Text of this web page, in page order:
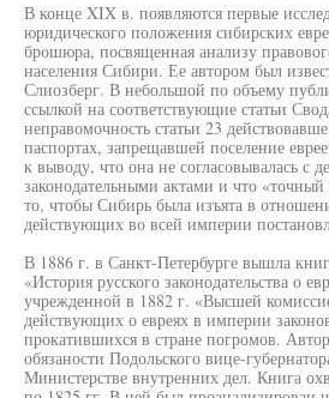
В конце XIX в. появляются первые
юридического положения сибирских
брошюра, посвященная анализу
населения Сибири. Ее автором был
Слиозберг. В небольшой по объему
ссылкой на соответствующие статьи
неправомочность статьи 23
паспортах, запрещавшей поселение
к выводу, что она не согласовывалась с
законодательными актами и что
то, чтобы Сибирь была изъята в
действующих во всей империи
В 1886 г. в Санкт-Петербурге вышла
«История русского законодательства о
учрежденной в 1882 г. «Высшей
действующих о евреях в империи
прокатившихся в стране погромов.
обязаности Подольского вице-
Министерстве внутренних дел. Книга